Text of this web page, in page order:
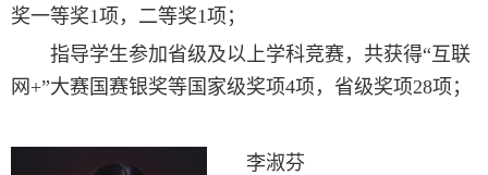
奖一等奖1项，二等奖1项；
指导学生参加省级及以上学科竞赛，共获得“互联
网+”大赛国赛银奖等国家级奖项4项，省级奖项28项；
李淑芬